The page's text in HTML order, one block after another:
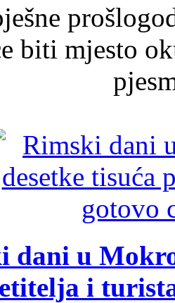
biti mjesto
dani u
i